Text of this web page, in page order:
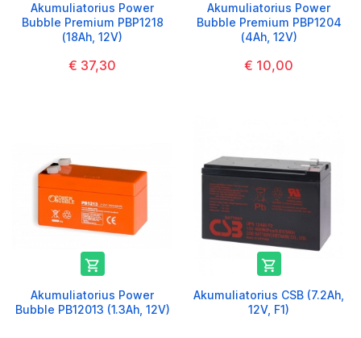
Akumuliatorius Power
Bubble Premium PBP1218
(18Ah, 12V)
€ 37,30
Akumuliatorius Power
Bubble Premium PBP1204
(4Ah, 12V)
€ 10,00

Akumuliatorius Power
Bubble PB12013 (1.3Ah, 12V)

Akumuliatorius CSB (7.2Ah,
12V, F1)